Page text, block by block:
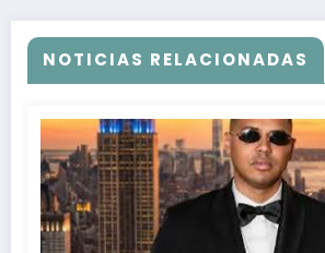
NOTICIAS RELACIONADAS